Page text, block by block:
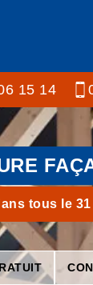
15 14
tous le 31